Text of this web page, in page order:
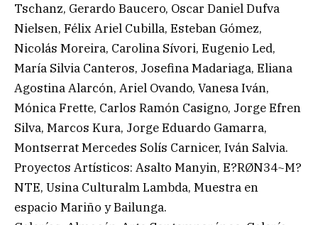
Tschanz, Gerardo Baucero, Oscar Daniel Dufva
Nielsen, Félix Ariel Cubilla, Esteban Gómez,
Nicolás Moreira, Carolina Sívori, Eugenio Led,
María Silvia Canteros, Josefina Madariaga, Eliana
Agostina Alarcón, Ariel Ovando, Vanesa Iván,
Mónica Frette, Carlos Ramón Casigno, Jorge Efren
Silva, Marcos Kura, Jorge Eduardo Gamarra,
Montserrat Mercedes Solís Carnicer, Iván Salvia.
Proyectos Artísticos: Asalto Manyin, E?RØN34~M?
NTE, Usina Culturalm Lambda, Muestra en
espacio Mariño y Bailunga.